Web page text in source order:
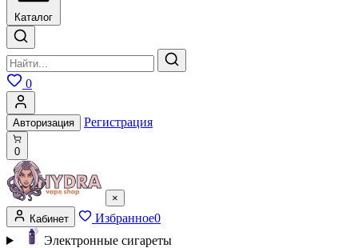
Каталог
0
Авторизация Регистрация
0
×
Кабинет
Избранное0
Электронные сигареты